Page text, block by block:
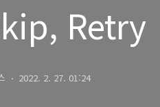
Retry
2022. 2. 27. 01:24